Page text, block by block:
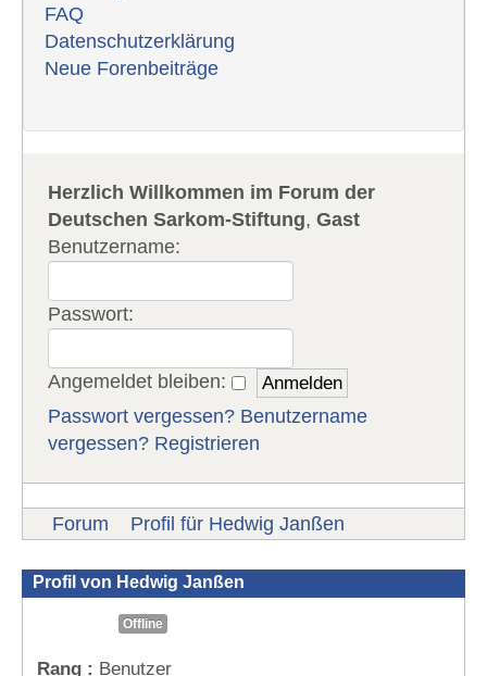
FAQ
Datenschutzerklärung
Neue Forenbeiträge
Herzlich Willkommen im Forum der
Deutschen Sarkom-Stiftung,Gast
Benutzername:
Passwort:
Angemeldet bleiben:
Passwort vergessen? Benutzername
vergessen? Registrieren
Forum Profil für Hedwig Janßen
Profil von Hedwig Janßen
Offline
Rang : Benutzer